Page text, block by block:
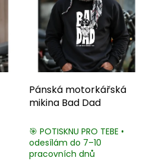
Pánská motorkářská
mikina Bad Dad
🎯 POTISKNU PRO TEBE •
odesílám do 7–10
pracovních dnů